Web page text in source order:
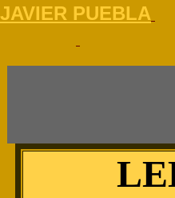
JAVIER PUEBLA